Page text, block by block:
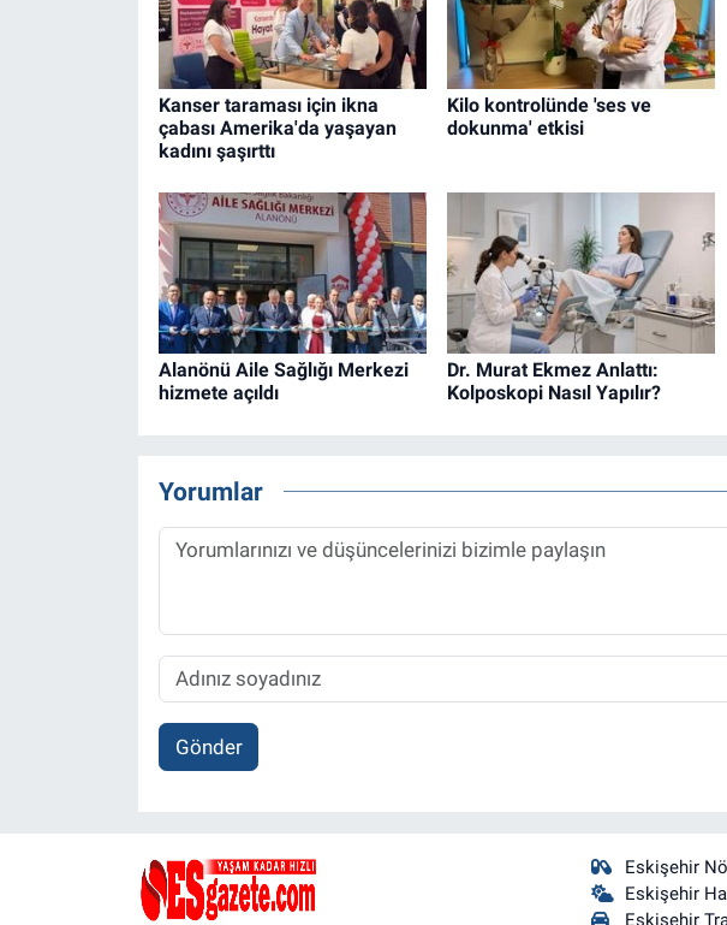
Kanser taraması için ikna
çabası Amerika'da yaşayan
kadını şaşırttı
Kilo kontrolünde 'ses ve
dokunma' etkisi
Alanönü Aile Sağlığı Merkezi
hizmete açıldı
Dr. Murat Ekmez Anlattı:
Kolposkopi Nasıl Yapılır?
Yorumlar
Gönder
Eskişehir
Eskişehir
Eskişehir